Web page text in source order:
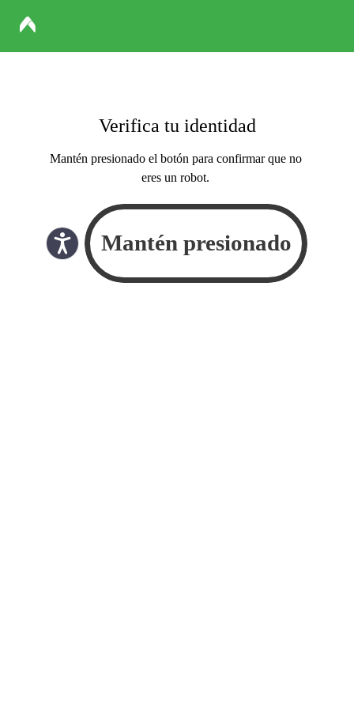
Verifica tu identidad
Mantén presionado el botón para confirmar que no
eres un robot.